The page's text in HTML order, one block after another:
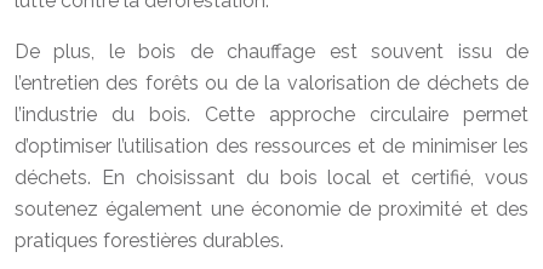
De plus, le bois de chauffage est souvent issu de
l’entretien des forêts ou de la valorisation de déchets de
l’industrie du bois. Cette approche circulaire permet
d’optimiser l’utilisation des ressources et de minimiser les
déchets. En choisissant du bois local et certifié, vous
soutenez également une économie de proximité et des
pratiques forestières durables.